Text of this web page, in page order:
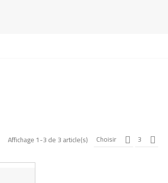
Choisir 3
Affichage 1-3 de 3 article(s)